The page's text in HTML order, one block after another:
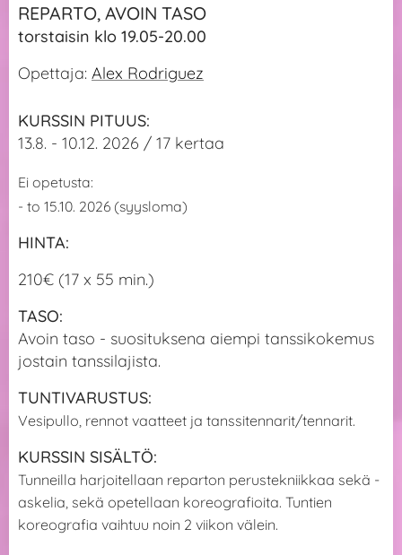
REPARTO, AVOIN TASO
torstaisin klo 19.05-20.00
Opettaja: Alex Rodriguez
KURSSIN PITUUS:
13.8. - 10.12. 2026 / 17 kertaa
Ei opetusta:
- to 15.10. 2026 (syysloma)
HINTA:
210€ (17 x 55 min.)
TASO:
Avoin taso - suosituksena aiempi tanssikokemus
jostain tanssilajista.
TUNTIVARUSTUS:
Vesipullo, rennot vaatteet ja tanssitennarit/tennarit.
KURSSIN SISÄLTÖ:
Tunneilla harjoitellaan reparton perustekniikkaa sekä -
askelia, sekä opetellaan koreografioita. Tuntien
koreografia vaihtuu noin 2 viikon välein.